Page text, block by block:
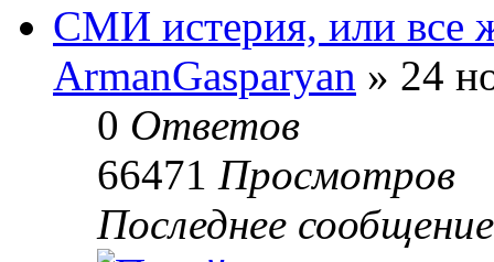
СМИ истерия, или все
ArmanGasparyan » 24
0 Ответов
66471 Просмотров
Последнее